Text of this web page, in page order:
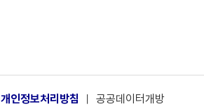
개인정보처리방침 ㅣ 공공데이터개방